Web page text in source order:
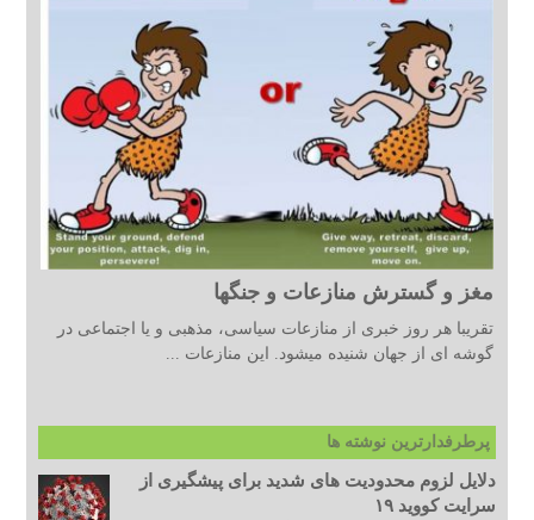
مغز و گسترش منازعات و جنگها
تقریبا هر روز خبری از منازعات سیاسی، مذهبی و یا اجتماعی در
گوشه ای از جهان شنیده میشود. این منازعات ...
پرطرفدارترین نوشته ها
دلایل لزوم محدودیت های شدید برای پیشگیری از
سرایت کووید ۱۹